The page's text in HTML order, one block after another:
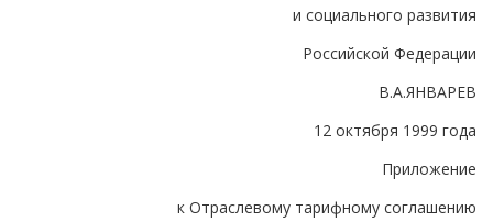
и социального развития
Российской Федерации
В.А.ЯНВАРЕВ
12 октября 1999 года
Приложение
к Отраслевому тарифному соглашению